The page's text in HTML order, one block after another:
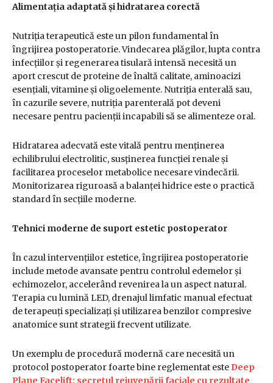
Alimentația adaptată și hidratarea corectă
Nutriția terapeutică este un pilon fundamental în
îngrijirea postoperatorie. Vindecarea plăgilor, lupta contra
infecțiilor și regenerarea tisulară intensă necesită un
aport crescut de proteine de înaltă calitate, aminoacizi
esențiali, vitamine și oligoelemente. Nutriția enterală sau,
în cazurile severe, nutriția parenterală pot deveni
necesare pentru pacienții incapabili să se alimenteze oral.
Hidratarea adecvată este vitală pentru menținerea
echilibrului electrolitic, susținerea funcției renale și
facilitarea proceselor metabolice necesare vindecării.
Monitorizarea riguroasă a balanței hidrice este o practică
standard în secțiile moderne.
Tehnici moderne de suport estetic postoperator
În cazul intervențiilor estetice, îngrijirea postoperatorie
include metode avansate pentru controlul edemelor și
echimozelor, accelerând revenirea la un aspect natural.
Terapia cu lumină LED, drenajul limfatic manual efectuat
de terapeuți specializați și utilizarea benzilor compresive
anatomice sunt strategii frecvent utilizate.
Un exemplu de procedură modernă care necesită un
protocol postoperator foarte bine reglementat este Deep
Plane Facelift: secretul rejuvenării faciale cu rezultate